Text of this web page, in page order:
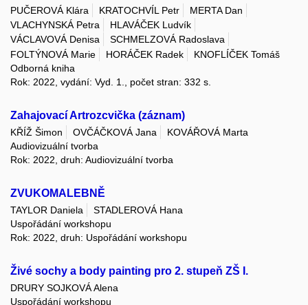
PUČEROVÁ Klára KRATOCHVÍL Petr
MERTA Dan
VLACHYNSKÁ Petra
HLAVÁČEK Ludvík
VÁCLAVOVÁ Denisa
SCHMELZOVÁ Radoslava
FOLTÝNOVÁ Marie
HORÁČEK Radek
KNOFLÍČEK Tomáš
Odborná kniha
Rok: 2022, vydání: Vyd. 1., počet stran: 332 s.
Zahajovací Artrozcvička (záznam)
KŘÍŽ Šimon OVČÁČKOVÁ Jana
KOVÁŘOVÁ Marta
Audiovizuální tvorba
Rok: 2022, druh: Audiovizuální tvorba
ZVUKOMALEBNĚ
TAYLOR Daniela
STADLEROVÁ Hana
Uspořádání workshopu
Rok: 2022, druh: Uspořádání workshopu
Živé sochy a body painting pro 2. stupeň ZŠ I.
DRURY SOJKOVÁ Alena
Uspořádání workshopu